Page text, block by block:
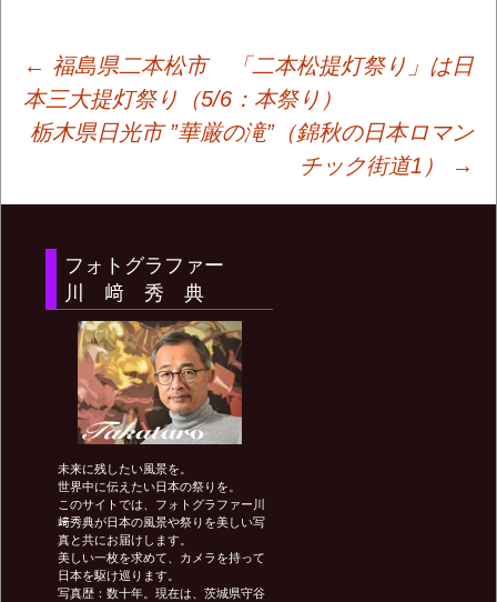
投
稿
ナ
← 福島県二本松市 「二本松提灯祭り」は日
本三大提灯祭り（5/6：本祭り）
栃木県日光市 ”華厳の滝”（錦秋の日本ロマン
チック街道1）
→
フォトグラファー
川 﨑 秀 典
未来に残したい風景を。
世界中に伝えたい日本の祭りを。
このサイトでは、フォトグラファー川
﨑秀典が日本の風景や祭りを美しい写
真と共にお届けします。
美しい一枚を求めて、カメラを持って
日本を駆け巡ります。
写真歴：数十年。現在は、茨城県守谷